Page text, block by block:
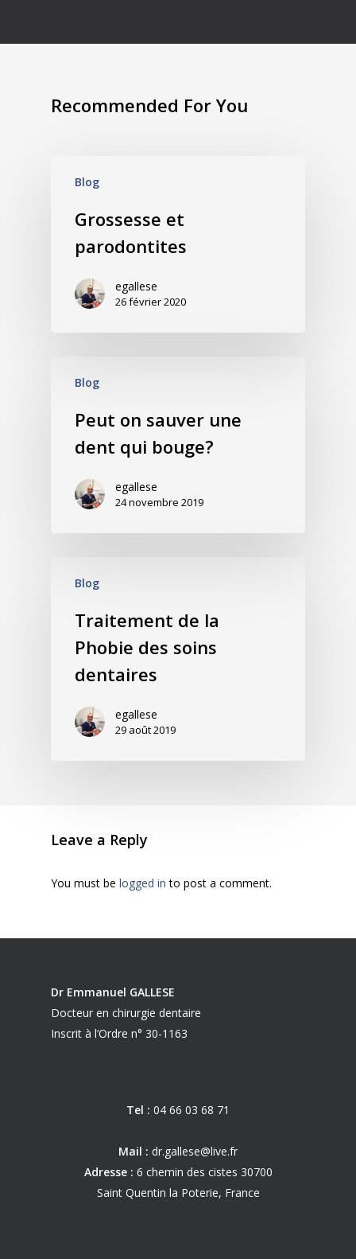
Recommended For You
Blog
Grossesse et
parodontites
egallese
26 février 2020
Blog
Peut on sauver une
dent qui bouge?
egallese
24 novembre 2019
Blog
Traitement de la
Phobie des soins
dentaires
egallese
29 août 2019
Leave a Reply
You must be logged in to post a comment.
Dr Emmanuel GALLESE
Docteur en chirurgie dentaire
Inscrit à l’Ordre n° 30-1163
Tel : 04 66 03 68 71
Mail : dr.gallese@live.fr
Adresse : 6 chemin des cistes 30700
Saint Quentin la Poterie, France